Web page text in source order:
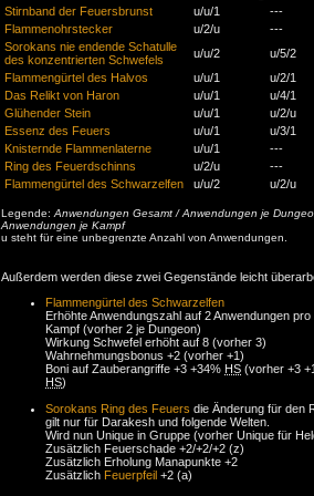
Stirnband der Feuersbrunst
u/u/1
---
Flammenohrstecker
u/2/u
---
Sorokans nie endende Schatulle
des konzentrierten Schwefels
u/u/2
u/5/2
Flammengürtel des Halvos
u/u/1
u/2/1
Das Relikt von Haron
u/u/1
u/4/1
Glühender Stein
u/u/1
u/2/u
Essenz des Feuers
u/u/1
u/3/1
Knisternde Flammenlaterne
u/u/1
---
Ring des Feuerdschinns
u/2/u
---
Flammengürtel des Schwarzelfen
u/u/2 u/2/u
Legende: Anwendungen Gesamt / Anwendungen je
Anwendungen je Kampf
u steht für eine unbegrenzte Anzahl von Anwendungen.
Außerdem werden diese zwei Gegenstände leicht
Flammengürtel des Schwarzelfen
Erhöhte Anwendungszahl auf 2 Anwendungen pro
Kampf (vorher 2 je Dungeon)
Wirkung Schwefel erhöht auf 8 (vorher 3)
Wahrnehmungsbonus +2 (vorher +1)
Boni auf Zauberangriffe +3 +34% HS (vorher +3
HS)
Sorokans Ring des Feuers die Änderung für den
gilt nur für Darakesh und folgende Welten.
Wird nun Unique in Gruppe (vorher Unique für
Zusätzlich Feuerschade +2/+2/+2 (z)
Zusätzlich Erholung Manapunkte +2
Zusätzlich Feuerpfeil +2 (a)